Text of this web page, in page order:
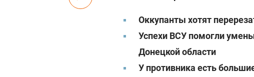
Оккупанты хотят
Успехи ВСУ помогли
Донецкой области
У противника есть